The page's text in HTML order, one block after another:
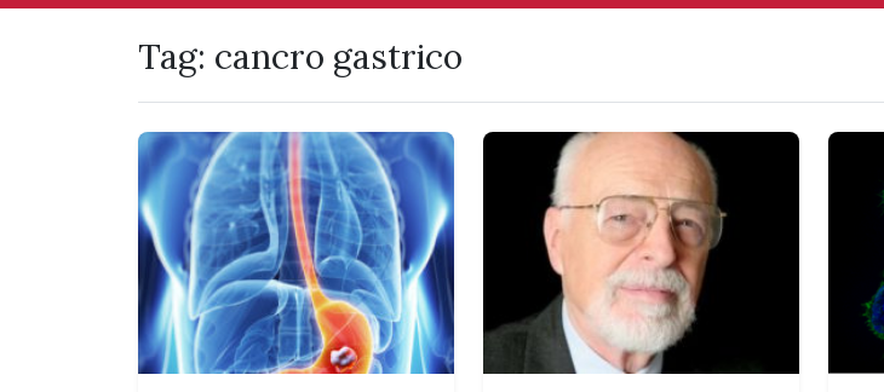
Tag: cancro gastrico